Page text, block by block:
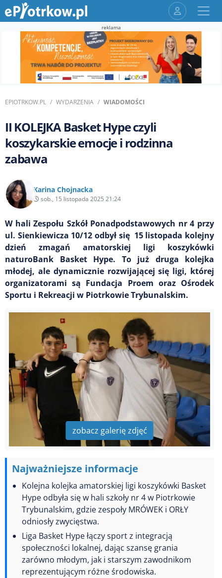
reklama
EPIOTRKOW.PL WYDARZENIA WIADOMOŚCI
II KOLEJKA Basket Hype czyli
koszykarskie emocje i rodzinna
zabawa
Karina Chojnacka
sob., 15 listopada 2025 21:24
W hali Zespołu Szkół Ponadpodstawowych nr 4 przy
ul. Sienkiewicza 10/12 odbył się 15 listopada kolejny
dzień zmagań amatorskiej ligi koszykówki
naturoBank Basket Hype. To już druga kolejka
młodej, ale dynamicznie rozwijającej się ligi, której
organizatorami są Fundacja Proem oraz Ośrodek
Sportu i Rekreacji w Piotrkowie Trybunalskim.
zobacz galerię zdjęć
Najważniejsze informacje
Kolejna kolejka amatorskiej ligi koszykówki Basket
Hype odbyła się w hali szkoły nr 4 w Piotrkowie
Trybunalskim, gdzie zespoły MRÓWEK i ORŁY
odniosły zwycięstwa.
Liga Basket Hype łączy sport z integracją
społeczności lokalnej, dając szansę grania
zarówno młodym, jak i starszym zawodnikom
reprezentującym różne środowiska.